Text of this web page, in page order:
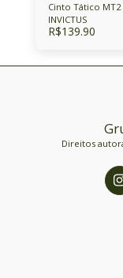
Cinto Tático
INVICTUS
R$139.90
Direitos